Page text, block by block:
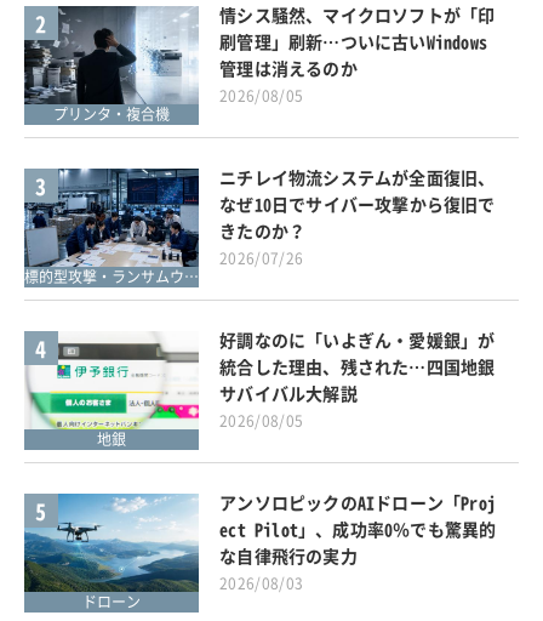
2
プリンタ・複合機
情シス騒然、マイクロソフトが「印
刷管理」刷新…ついに古いWindows
管理は消えるのか
2026/08/05
3
標的型攻撃・ランサムウェア対策
ニチレイ物流システムが全面復旧、
なぜ10日でサイバー攻撃から復旧で
きたのか？
2026/07/26
4
地銀
好調なのに「いよぎん・愛媛銀」が
統合した理由、残された…四国地銀
サバイバル大解説
2026/08/05
5
ドローン
アンソロピックのAIドローン「Proj
ect Pilot」、成功率0％でも驚異的
な自律飛行の実力
2026/08/03